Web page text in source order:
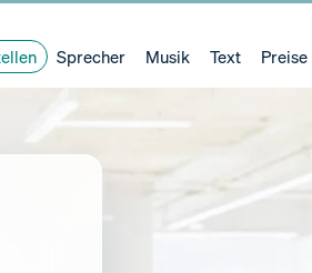
Sprecher Musik Text Preise